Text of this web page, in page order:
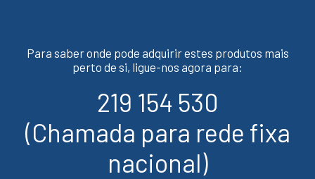
Para saber onde pode adquirir estes produtos mais
perto de si, ligue-nos agora para:
219 154 530
(Chamada para rede fixa
nacional)